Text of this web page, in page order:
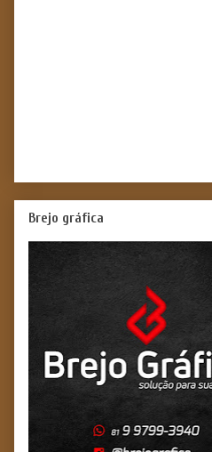
Brejo gráfica